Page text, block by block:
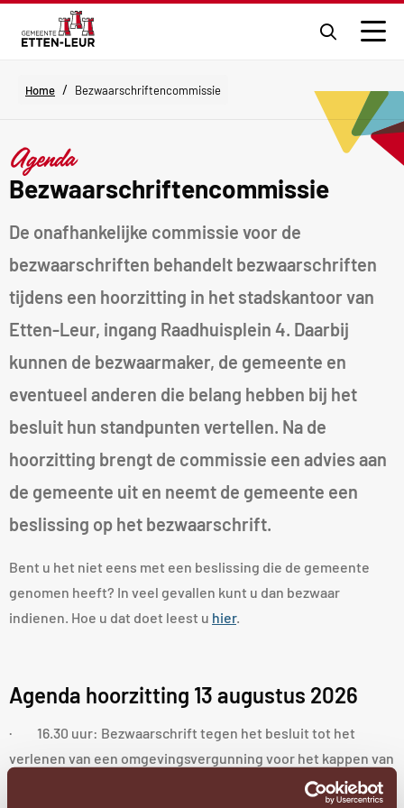
naar
Home / Bezwaarschriftencommissie
Agenda
Bezwaarschriftencommissie
De onafhankelijke commissie voor de
bezwaarschriften behandelt bezwaarschriften
tijdens een hoorzitting in het stadskantoor van
Etten-Leur, ingang Raadhuisplein 4. Daarbij
kunnen de bezwaarmaker, de gemeente en
eventueel anderen die belang hebben bij het
besluit hun standpunten vertellen. Na de
hoorzitting brengt de commissie een advies aan
de gemeente uit en neemt de gemeente een
beslissing op het bezwaarschrift.
Bent u het niet eens met een beslissing die de gemeente
genomen heeft? In veel gevallen kunt u dan bezwaar
indienen. Hoe u dat doet leest u hier.
Agenda hoorzitting 13 augustus 2026
· 16.30 uur: Bezwaarschrift tegen het besluit tot het
verlenen van een omgevingsvergunning voor het kappen van
22 bomen staande langs de Juvenaatlaan en Omgang;